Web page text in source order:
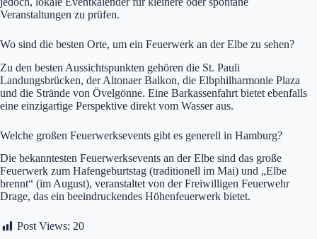
Veranstaltungen zu prüfen.
Wo sind die besten Orte, um ein Feuerwerk an der Elbe zu sehen?
Zu den besten Aussichtspunkten gehören die St. Pauli
Landungsbrücken, der Altonaer Balkon, die Elbphilharmonie Plaza
und die Strände von Övelgönne. Eine Barkassenfahrt bietet ebenfalls
eine einzigartige Perspektive direkt vom Wasser aus.
Welche großen Feuerwerksevents gibt es generell in Hamburg?
Die bekanntesten Feuerwerksevents an der Elbe sind das große
Feuerwerk zum Hafengeburtstag (traditionell im Mai) und „Elbe
brennt“ (im August), veranstaltet von der Freiwilligen Feuerwehr
Drage, das ein beeindruckendes Höhenfeuerwerk bietet.
Post Views: 20